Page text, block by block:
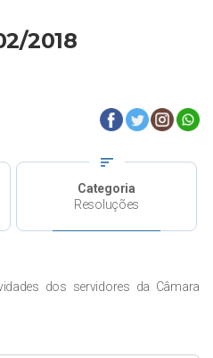
2018
sort
Categoria
Resoluções
dos servidores da Câmara